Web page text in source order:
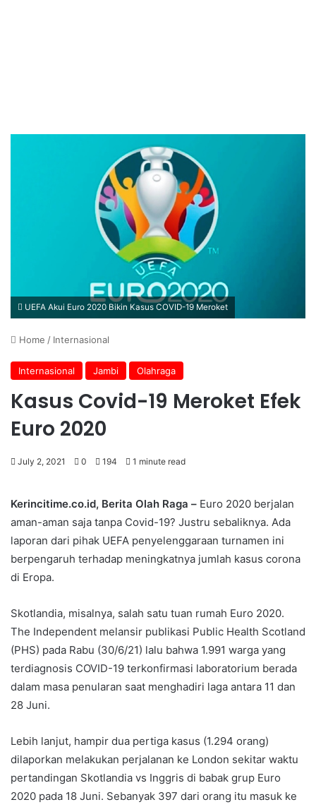
UEFA Akui Euro 2020 Bikin Kasus COVID-19 Meroket
Home / Internasional
Internasional Jambi Olahraga
Kasus Covid-19 Meroket Efek
Euro 2020
July 2, 2021 0 194 1 minute read
Kerincitime.co.id, Berita Olah Raga – Euro 2020 berjalan
aman-aman saja tanpa Covid-19? Justru sebaliknya. Ada
laporan dari pihak UEFA penyelenggaraan turnamen ini
berpengaruh terhadap meningkatnya jumlah kasus corona
di Eropa.
Skotlandia, misalnya, salah satu tuan rumah Euro 2020.
The Independent melansir publikasi Public Health Scotland
(PHS) pada Rabu (30/6/21) lalu bahwa 1.991 warga yang
terdiagnosis COVID-19 terkonfirmasi laboratorium berada
dalam masa penularan saat menghadiri laga antara 11 dan
28 Juni.
Lebih lanjut, hampir dua pertiga kasus (1.294 orang)
dilaporkan melakukan perjalanan ke London sekitar waktu
pertandingan Skotlandia vs Inggris di babak grup Euro
2020 pada 18 Juni. Sebanyak 397 dari orang itu masuk ke